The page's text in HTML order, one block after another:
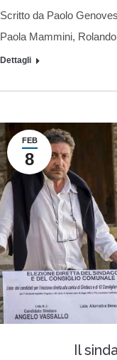
Scritto da Paolo
Paola Mammini,
Dettagli
FEB
8
Il